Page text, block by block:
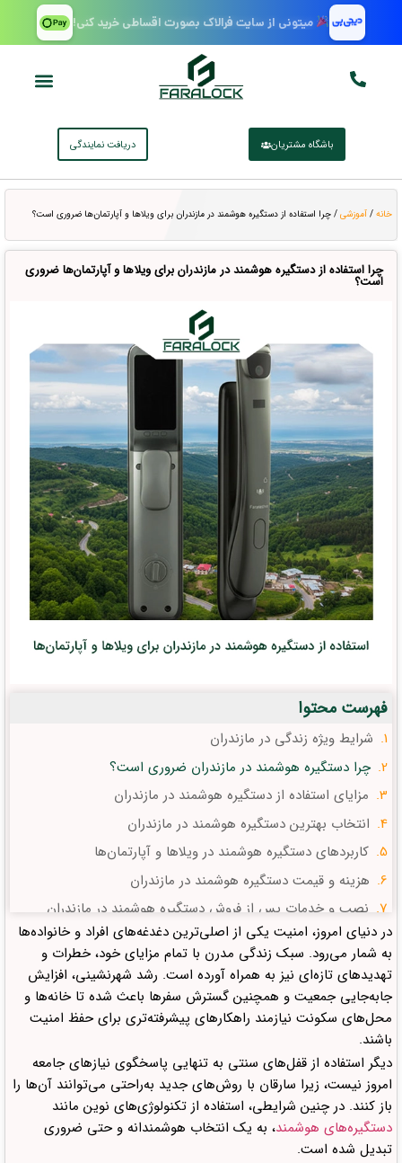
میتونی از سایت فرالاک بصورت اقساطی خرید کنی!
باشگاه مشتریان دریافت نمایندگی
خانه / آموزشی / چرا استفاده از دستگیره هوشمند در مازندران برای ویلاها و آپارتمان‌ها ضروری است؟
چرا استفاده از دستگیره هوشمند در مازندران برای ویلاها و آپارتمان‌ها ضروری
است؟
فهرست محتوا
شرایط ویژه زندگی در مازندران
چرا دستگیره هوشمند در مازندران ضروری است؟
مزایای استفاده از دستگیره هوشمند در مازندران
انتخاب بهترین دستگیره هوشمند در مازندران
کاربردهای دستگیره هوشمند در ویلاها و آپارتمان‌ها
هزینه و قیمت دستگیره هوشمند در مازندران
نصب و خدمات پس از فروش دستگیره هوشمند در مازندران
آینده خانه‌های هوشمند در مازندران
سؤالات متداول
دیدگاهتان را بنویسید لغو پاسخ
در دنیای امروز، امنیت یکی از اصلی‌ترین دغدغه‌های افراد و خانواده‌ها
به شمار می‌رود. سبک زندگی مدرن با تمام مزایای خود، خطرات و
تهدیدهای تازه‌ای نیز به همراه آورده است. رشد شهرنشینی، افزایش
جابه‌جایی جمعیت و همچنین گسترش سفرها باعث شده تا خانه‌ها و
محل‌های سکونت نیازمند راهکارهای پیشرفته‌تری برای حفظ امنیت
باشند.
دیگر استفاده از قفل‌های سنتی به تنهایی پاسخگوی نیازهای جامعه
امروز نیست، زیرا سارقان با روش‌های جدید به‌راحتی می‌توانند آن‌ها را
باز کنند. در چنین شرایطی، استفاده از تکنولوژی‌های نوین مانند
دستگیره‌های هوشمند، به یک انتخاب هوشمندانه و حتی ضروری
تبدیل شده است.